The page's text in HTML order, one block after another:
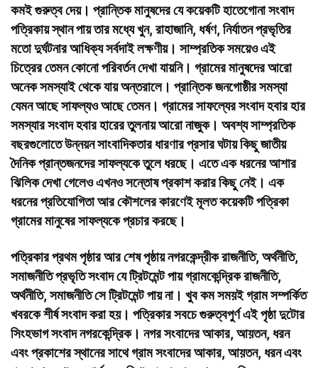
কমই গুরুত্ব দেয়। প্রান্তিক মানুষদের যে কয়েকটি হাতেগোনা সংবাদ
পত্রিকায় স্থান পায় তার মধ্যে খুন, রাহাজানি, ধর্ষণ, নির্যাতন প্রভৃতির
মতো দুর্ঘটনার আধিক্য সর্বদাই লক্ষণীয়। সাম্প্রতিক সময়েও এই
চিত্রের তেমন কোনো পরিবর্তন দেখা যায়নি। গ্রামের মানুষদের আরো
অনেক সমস্যাই থেকে যায় অন্তরালে। প্রান্তিক জনগোষ্ঠীর সমস্যা
যেমন আছে সাফল্যও আছে তেমন। গ্রামের সাফল্যের সংবাদ হবার হার
সমস্যার সংবাদ হবার হারের তুলনায় আরো নাজুক। অবশ্য সাম্প্রতিক
বছরগুলোতে উন্নয়ন সাংবাদিকতার ধারণার প্রসার ঘটায় কিছু জাতীয়
দৈনিক প্রান্তজনদের সাফল্যকে তুলে ধরছে। এতে এক ধরনের আশার
ঝিলিক দেখা গেলেও এখনও সন্তোষ প্রকাশ করার কিছু নেই। এক
ধরনের প্রতিযোগিতা আর কৌশলের কারণেই মূলত কয়েকটি পত্রিকা
গ্রামের মানুষের সাফল্যকে প্রচার করছে।
পত্রিকার প্রথম পৃষ্ঠার আর শেষ পৃষ্ঠায় নগরকেন্দ্রীক রাজনীতি, অর্থনীতি,
সমাজনীতি প্রভৃতি সংবাদ যে ট্রিটমেন্ট পায় গ্রামকেন্দ্রিক রাজনীতি,
অর্থনীতি, সমাজনীতি সে ট্রিটমেন্ট পায় না। খুব কম সময়ই গ্রাম সম্পর্কিত
খবরকে শীর্ষ সংবাদ করা হয়। পত্রিকার সবচে গুরুত্বপুর্ণ এই পৃষ্ঠা দুটোর
সিংহভাগ সংবাদ নগরকেন্দ্রিক। নগর সংবাদের আকার, আয়তন, ধরন
এবং প্রকাশের স্থানের সাথে গ্রাম সংবাদের আকার, আয়তন, ধরন এবং